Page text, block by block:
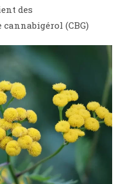
des
(CBG)